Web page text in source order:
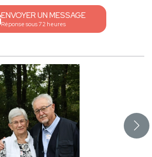
ENVOYER UN MESSAGE
Réponse sous 72 heures